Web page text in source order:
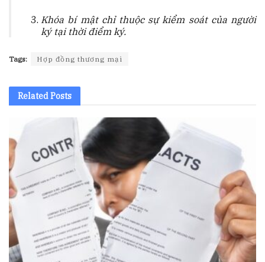
Khóa bí mật chỉ thuộc sự kiểm soát của người
ký tại thời điểm ký.
Tags: Hợp đồng thương mại
RelatedPosts